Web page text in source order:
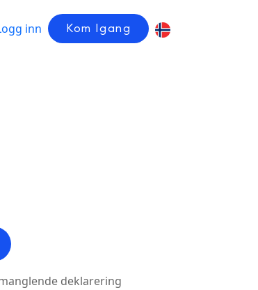
inn Kom Igang
deklarering